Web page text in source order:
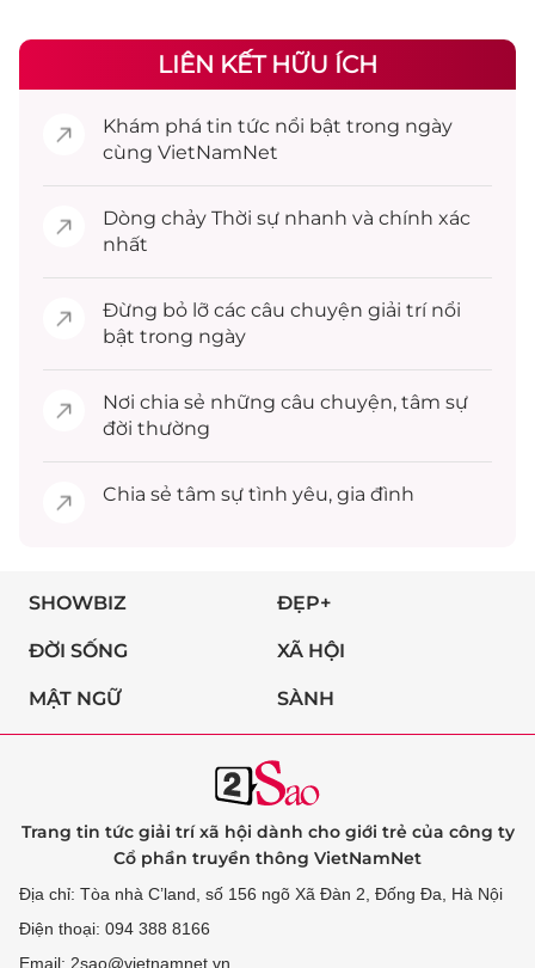
LIÊN KẾT HỮU ÍCH
Khám phá tin tức nổi bật trong ngày
cùng VietNamNet
Dòng chảy Thời sự nhanh và chính xác
nhất
Đừng bỏ lỡ các câu chuyện giải trínổi
bật trong ngày
Nơi chia sẻ những câu chuyện, tâm sự
đời thường
Chia sẻ tâm sự tình yêu, gia đình
SHOWBIZ ĐẸP+
ĐỜI SỐNG XÃ HỘI
MẬT NGỮ SÀNH
Trang tin tức giải trí xã hội dành cho giới trẻ của công ty
Cổ phần truyền thông VietNamNet
Địa chỉ: Tòa nhà C’land, số 156 ngõ Xã Đàn 2, Đống Đa, Hà Nội
Điện thoại: 094 388 8166
Email: 2sao@vietnamnet.vn